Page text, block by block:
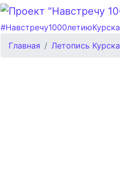
#Навстречу1000летиюКурска
Главная Летопись Курска